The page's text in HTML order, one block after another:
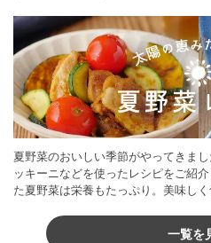
夏野菜のおいしい季節がやってきま
ッキーニなどを使ったレシピをご紹
た夏野菜は栄養もたっぷり。美味し
一覧を